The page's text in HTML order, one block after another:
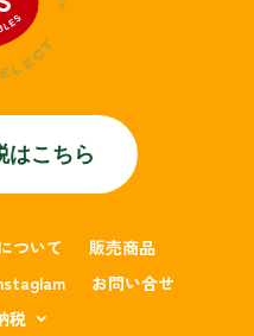
はこちら
ついて
販売商品
お問い合せ
税